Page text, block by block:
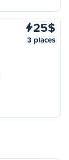
25$
3 places